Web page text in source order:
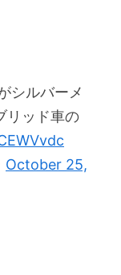
シルバーメ
リッド車の
October 25,